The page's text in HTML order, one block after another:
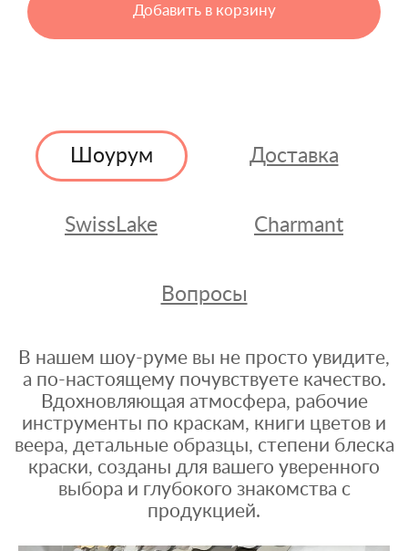
Добавить в корзину
Шоурум Доставка
SwissLake Charmant
Вопросы
В нашем шоу-руме вы не просто увидите,
а по-настоящему почувствуете качество.
Вдохновляющая атмосфера, рабочие
инструменты по краскам, книги цветов и
веера, детальные образцы, степени блеска
краски, созданы для вашего уверенного
выбора и глубокого знакомства с
продукцией.